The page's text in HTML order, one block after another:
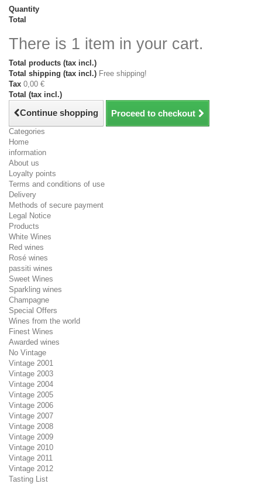
Quantity
Total
There is 1 item in your cart.
Total products (tax incl.)
Total shipping (tax incl.) Free shipping!
Tax 0,00 €
Total (tax incl.)
Continue shopping Proceed to checkout
Categories
Home
information
About us
Loyalty points
Terms and conditions of use
Delivery
Methods of secure payment
Legal Notice
Products
White Wines
Red wines
Rosé wines
passiti wines
Sweet Wines
Sparkling wines
Champagne
Special Offers
Wines from the world
Finest Wines
Awarded wines
No Vintage
Vintage 2001
Vintage 2003
Vintage 2004
Vintage 2005
Vintage 2006
Vintage 2007
Vintage 2008
Vintage 2009
Vintage 2010
Vintage 2011
Vintage 2012
Tasting List